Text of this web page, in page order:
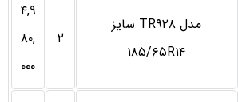
مدل TR۹۲۸ سایز
۱۸۵/۶۵R۱۴
۲
۴,۹
۸۰,
۰۰۰